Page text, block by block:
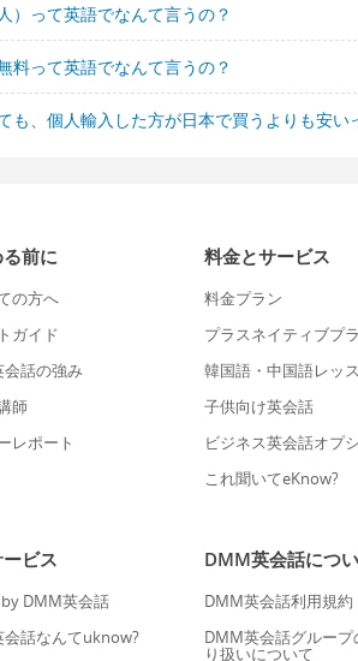
）って英語でなんて言うの？
料って英語でなんて言うの？
も、個人輸入した方が日本で買うよりも安い
前に
の方へ
ガイド
話の強み
師
レポート
料金とサービス
料金プラン
プラスネイティブプ
韓国語・中国語レッ
子供向け英会話
ビジネス英会話オプ
これ聞いてeKnow?
ビス
DMM英会話
会話なんてuknow?
DMM英会話につ
DMM英会話利用規約
DMM英会話グループ
り扱いについて